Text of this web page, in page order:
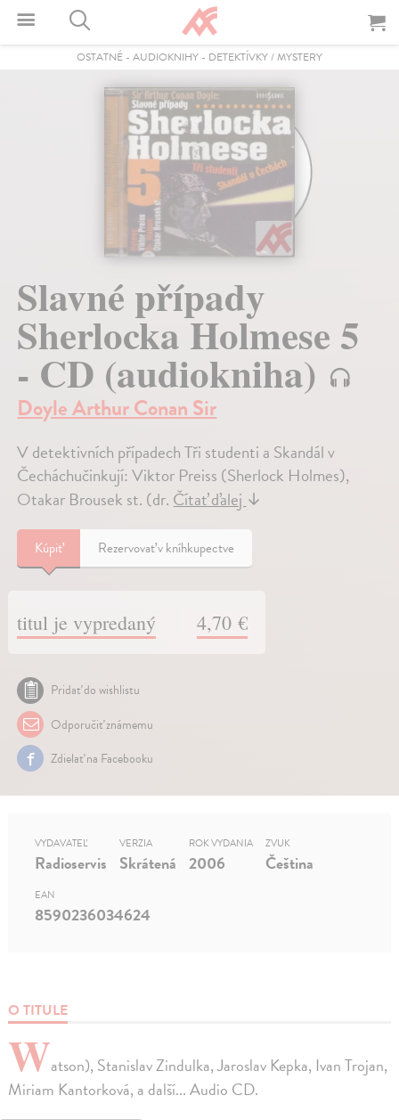
OSTATNÉ - AUDIOKNIHY - DETEKTÍVKY / MYSTERY
Slavné případy
Sherlocka Holmese 5
- CD (audiokniha)
Doyle Arthur Conan Sir
V detektivních případech Tři studenti a Skandál v
Čecháchučinkují: Viktor Preiss (Sherlock Holmes),
Otakar Brousek st. (dr.Čítať ďalej↓
Kúpiť Rezervovať v kníhkupectve
titul je vypredaný 4,70 €
Pridať do wishlistu
Odporučiť známemu
Zdielať na Facebooku
O TITULE
Watson), Stanislav Zindulka, Jaroslav Kepka, Ivan Trojan,
Miriam Kantorková, a další... Audio CD.
VYDAVATEĽ
Radioservis
VERZIA
Skrátená
ROK VYDANIA
2006
ZVUK
Čeština
EAN
8590236034624